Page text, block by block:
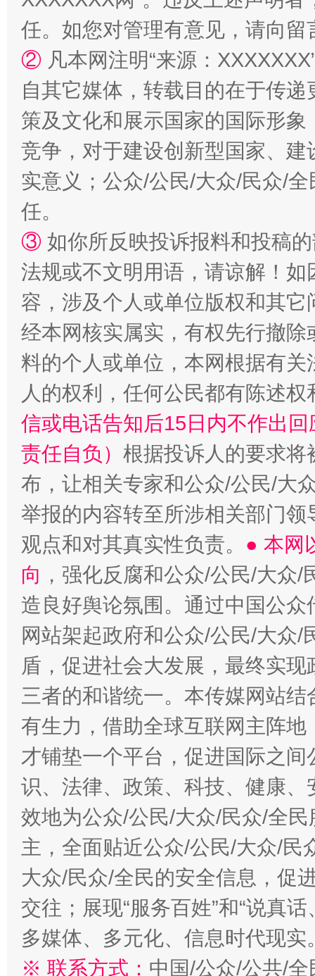
国家大学科技园优化重塑工作
“蜀中异人”王建安的艺术幻境
任。如您对管理有意见，请向
② 凡本网注明“来源：
自其它媒体，转载目的在于传
策及文化和展示国家的国际形
竞争，对于建设创新型国家、
实意义；公众/公民/大众/民众/
任。
③ 如你所反映投诉报料和投稿
法规或不文明用语，请谅解！
容，涉及个人或单位版权和其它
经本网核实属实，有权先行撤
料的个人或单位，本网根据有
人的权利，任何公民都有陈述
信或电话告知后15日内不作出
责任自负） 根据投诉人的要求将
布，让相关专家和公众/公民/大
举报的内容转至所涉相关部门
观点和对其真实性负责。 ● 本网
向 ，强化反腐和公众/公民/大众
造良好舆论氛围。通过中国公
网站架起政府和公众/公民/大众
盾，促进社会大发展，最终实
三者的和谐统一。本传媒网站
有生力，借助全球互联网主阵
才铺垫一个平台，促进国际之
识、法律、政策、科技、健康
效地为公众/公民/大众/民众/全
主，全面贴近公众/公民/大众/民
大众/民众/全民的安全信息，促
交往；展现“服务百姓”和“说真
多媒体、多元化、信息时代现实
※ 联系方式： 中国/公众/公共/